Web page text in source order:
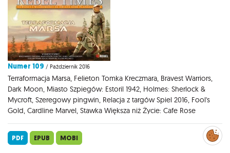
Numer 109 / Październik 2016
Terraformacja Marsa, Felieton Tomka Kreczmara, Bravest Warriors,
Dark Moon, Miasto Szpiegów: Estoril 1942, Holmes: Sherlock &
Mycroft, Szeregowy pingwin, Relacja z targów Spiel 2016, Fool's
Gold, Cardline Marvel, Stawka Większa niż Życie: Cafe Rose
PDF EPUB MOBI
Zarządzaj
preferencjami
cookies